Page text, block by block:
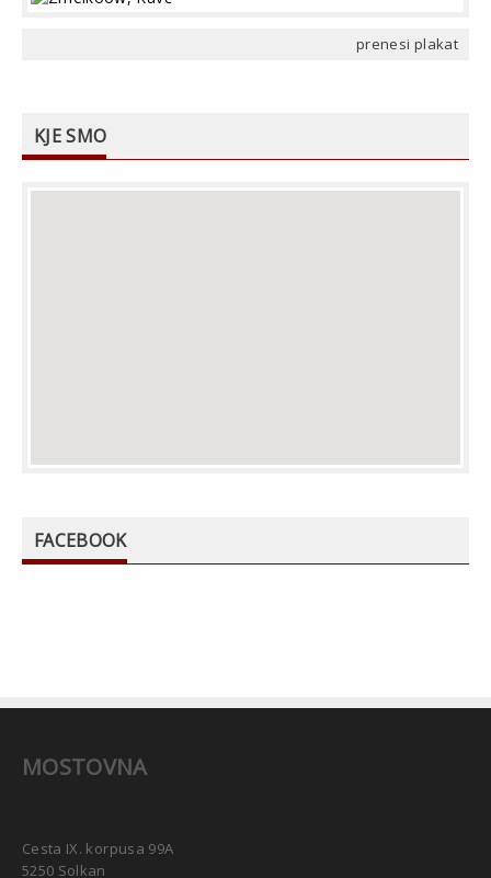
prenesi plakat
KJE SMO
FACEBOOK
MOSTOVNA
Cesta IX. korpusa 99A
5250 Solkan